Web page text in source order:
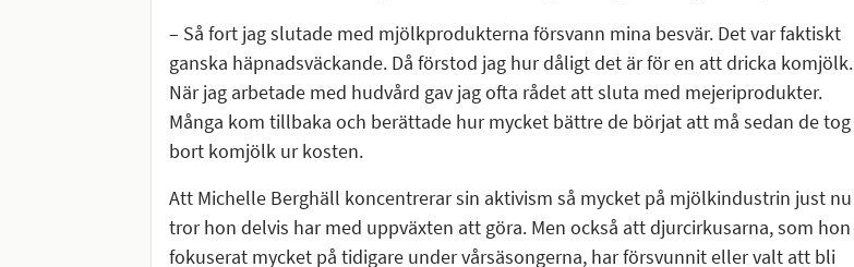
– Så fort jag slutade med mjölkprodukterna försvann mina besvär. Det var faktiskt
ganska häpnadsväckande. Då förstod jag hur dåligt det är för en att dricka komjölk.
När jag arbetade med hudvård gav jag ofta rådet att sluta med mejeriprodukter.
Många kom tillbaka och berättade hur mycket bättre de börjat att må sedan de tog
bort komjölk ur kosten.
Att Michelle Berghäll koncentrerar sin aktivism så mycket på mjölkindustrin just nu
tror hon delvis har med uppväxten att göra. Men också att djurcirkusarna, som hon
fokuserat mycket på tidigare under vårsäsongerna, har försvunnit eller valt att bli